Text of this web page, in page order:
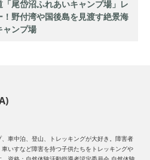
「尾岱沼ふれあいキャンプ場」レ
！野付湾や国後島を見渡す絶景海
ャンプ場
車中泊、登山、トレッキングが大好き。障害者
いすなど障害を持つ子供たちをトレッキングや